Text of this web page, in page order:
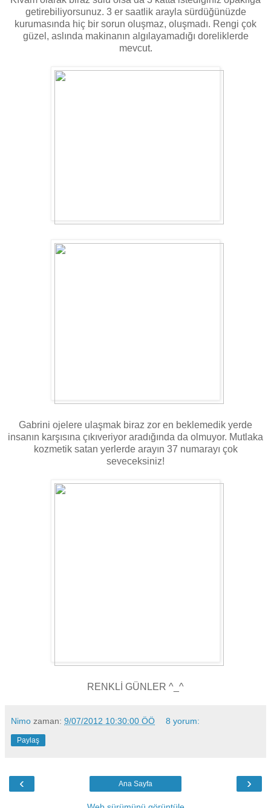
getirebiliyorsunuz. 3 er saatlik arayla sürdüğünüzde
kurumasında hiç bir sorun oluşmaz, oluşmadı. Rengi çok
güzel, aslında makinanın algılayamadığı doreliklerde
mevcut.
Gabrini ojelere ulaşmak biraz zor en beklemedik yerde
insanın karşısına çıkıveriyor aradığında da olmuyor. Mutlaka
kozmetik satan yerlerde arayın 37 numarayı çok
seveceksiniz!
RENKLİ GÜNLER ^_^
Nimo zaman: 9/07/2012 10:30:00 ÖÖ 8 yorum:
Paylaş
‹ ›
Ana Sayfa